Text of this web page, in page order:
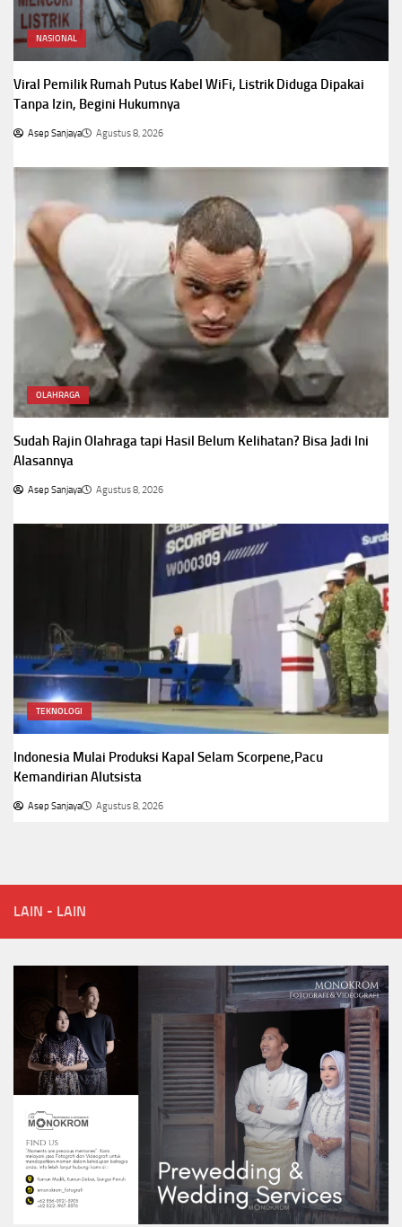
NASIONAL
Viral Pemilik Rumah Putus Kabel WiFi, Listrik Diduga Dipakai
Tanpa Izin, Begini Hukumnya
Asep Sanjaya Agustus 8, 2026
OLAHRAGA
Sudah Rajin Olahraga tapi Hasil Belum Kelihatan? Bisa Jadi Ini
Alasannya
Asep Sanjaya Agustus 8, 2026
TEKNOLOGI
Indonesia Mulai Produksi Kapal Selam Scorpene,Pacu
Kemandirian Alutsista
Asep Sanjaya Agustus 8, 2026
LAIN - LAIN